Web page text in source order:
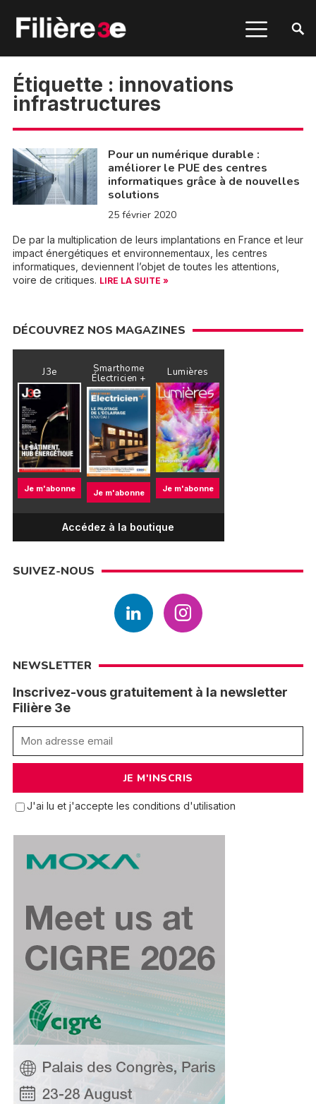
Étiquette : innovations
infrastructures
Pour un numérique durable :
améliorer le PUE des centres
informatiques grâce à de nouvelles
solutions
25 février 2020
De par la multiplication de leurs implantations en France et leur
impact énergétiques et environnementaux, les centres
informatiques, deviennent l’objet de toutes les attentions,
voire de critiques. LIRE LA SUITE »
DÉCOUVREZ NOS MAGAZINES
J3e
Je m'abonne
Smarthome
Électricien +
Je m'abonne
Lumières
Je m'abonne
Accédez à la boutique
SUIVEZ-NOUS
NEWSLETTER
Inscrivez-vous gratuitement à la newsletter
Filière 3e
J'ai lu et j'accepte les conditions d'utilisation